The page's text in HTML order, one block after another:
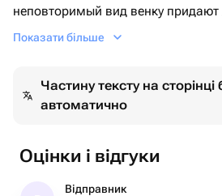
неповторимый вид венку придают
эвкалипта.
Показати більше
Частину тексту на
автоматично
Оцінки і відгуки
Відправник